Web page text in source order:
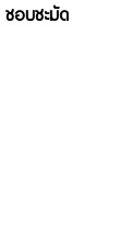
ชอบชะมัด